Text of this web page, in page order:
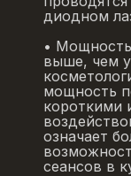
диодном
•
выше, чем
мощность
короткими
означает
сеансов в